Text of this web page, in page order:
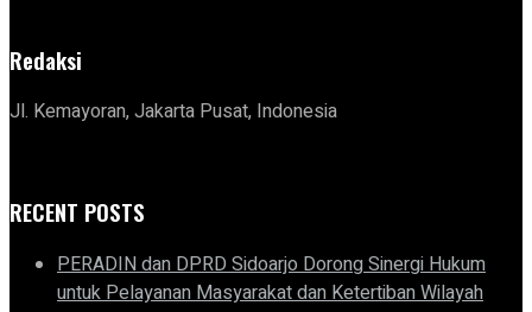
Redaksi
Jl. Kemayoran, Jakarta Pusat, Indonesia
RECENT POSTS
PERADIN dan DPRD Sidoarjo Dorong Sinergi Hukum
untuk Pelayanan Masyarakat dan Ketertiban Wilayah